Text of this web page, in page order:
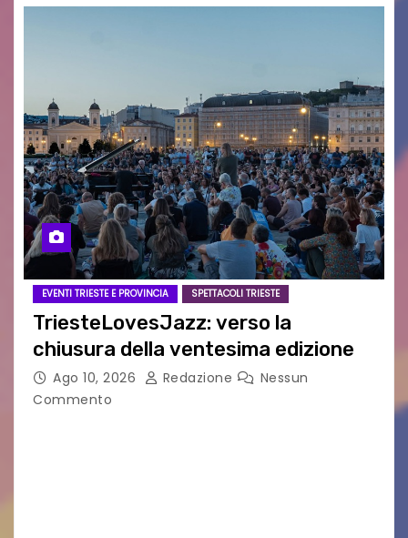
EVENTI TRIESTE E PROVINCIA SPETTACOLI TRIESTE
TriesteLovesJazz: verso la
chiusura della ventesima edizione
Ago 10, 2026 Redazione
Nessun
Commento